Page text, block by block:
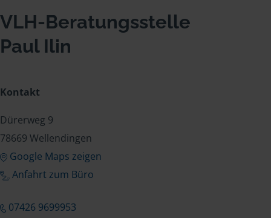
VLH-Beratungsstelle
Paul Ilin
Kontakt
Dürerweg 9
78669 Wellendingen
Google Maps zeigen
Anfahrt zum Büro
07426 9699953